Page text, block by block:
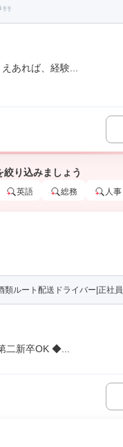
あれば、経験...
絞り込みましょう
英語 総務 人事
類ルート配送ドライバー|正社員
新卒OK ◆...